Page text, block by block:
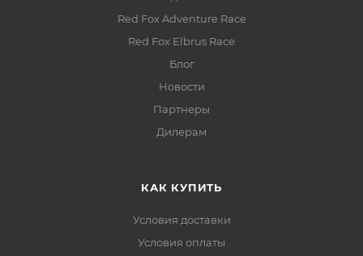
Red Fox Adventure Race
Red Fox Elbrus Race
Блог
Новости
Партнеры
Дилерам
КАК КУПИТЬ
Условия доставки
Условия оплаты